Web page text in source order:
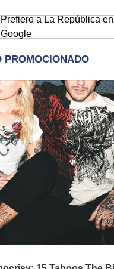
Prefiero a La República en
Google